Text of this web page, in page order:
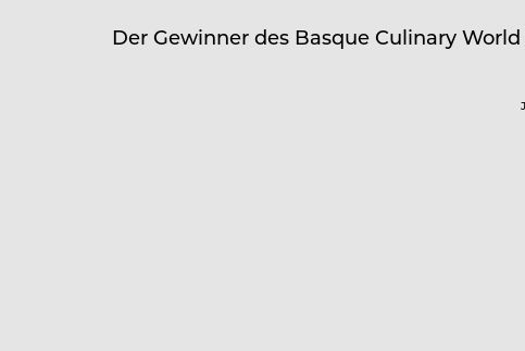
Der Gewinner des Basque Culinary